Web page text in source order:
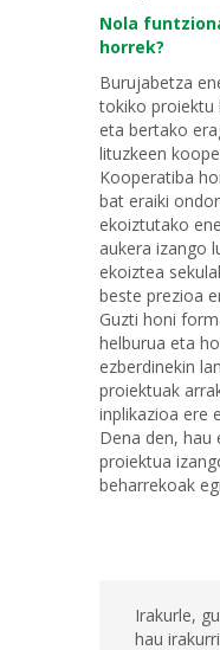
Nola
horrek?
Burujabetza
tokiko proiektu
eta bertako
lituzkeen
Kooperatiba
bat eraiki
ekoiztutako
aukera izango
ekoiztea
beste prezioa
Guzti honi
helburua eta
ezberdinekin
proiektuak
inplikazioa ere
Dena den, hau
proiektua
beharrekoak
Irakurle,
hau